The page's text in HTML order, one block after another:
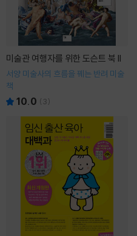
미술관 여행자를 위한 도슨트 북 II
서양 미술사의 흐름을 꿰는 반려 미술
책
10.0 ( 3)